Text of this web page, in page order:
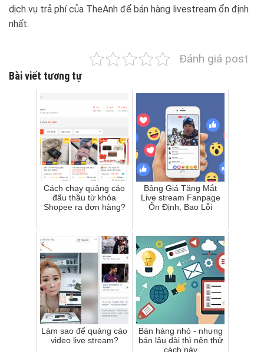
dịch vụ trả phí của TheAnh để bán hàng livestream ổn định
nhất.
Đánh giá post
Bài viết tương tự
Cách chạy quảng cáo
đấu thầu từ khóa
Shopee ra đơn hàng?
Bảng Giá Tăng Mắt
Live stream Fanpage
Ổn Định, Bao Lỗi
Làm sao để quảng cáo
video live stream?
Bán hàng nhỏ - nhưng
bán lâu dài thì nên thử
cách này